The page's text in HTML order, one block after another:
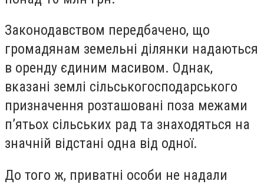
Законодавством передбачено, що
громадянам земельні ділянки надаються
в оренду єдиним масивом. Однак,
вказані землі сільськогосподарського
призначення розташовані поза межами
п’ятьох сільських рад та знаходяться на
значній відстані одна від одної.
До того ж, приватні особи не надали